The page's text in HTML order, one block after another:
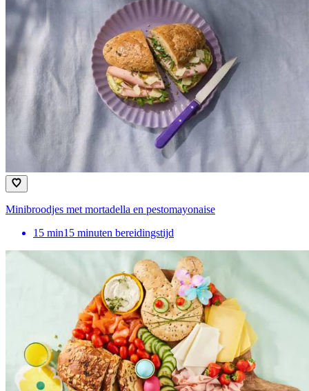
Minibroodjes met mortadella en pestomayonaise
15 min15 minuten bereidingstijd